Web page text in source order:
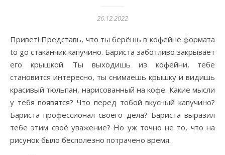
26.12.2022
Привет! Представь, что ты берёшь в кофейне формата
to go стаканчик капучино. Бариста заботливо закрывает
его крышкой. Ты выходишь из кофейни, тебе
становится интересно, ты снимаешь крышку и видишь
красивый тюльпан, нарисованный на кофе. Какие мысли
у тебя появятся? Что перед тобой вкусный капучино?
Бариста профессионал своего дела? Бариста выразил
тебе этим своё уважение? Но уж точно не то, что на
рисунок было бесполезно потрачено время.